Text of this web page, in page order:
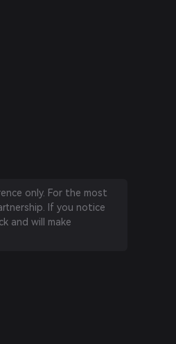
only. For the most
If you notice
and will make